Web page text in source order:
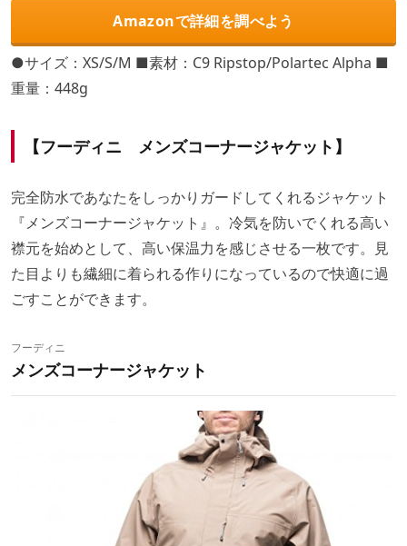
Amazonで詳細を調べよう
●サイズ：XS/S/M ■素材：C9 Ripstop/Polartec Alpha ■
重量：448g
【フーディニ メンズコーナージャケット】
完全防水であなたをしっかりガードしてくれるジャケット
『メンズコーナージャケット』。冷気を防いでくれる高い
襟元を始めとして、高い保温力を感じさせる一枚です。見
た目よりも繊細に着られる作りになっているので快適に過
ごすことができます。
フーディニ
メンズコーナージャケット